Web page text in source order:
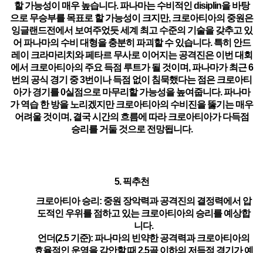
할 가능성이 매우 높습니다. 파나마는 수비적인 disiplin을 바탕
으로 무승부를 목표로 할 가능성이 크지만, 크로아티아의 중원은
잉글랜드전에서 보여주었듯 세계 최고 수준의 기술을 갖추고 있
어 파나마의 수비 대형을 충분히 파괴할 수 있습니다. 특히 안드
레이 크라마리치와 페타르 무사로 이어지는 공격진은 이번 대회
에서 크로아티아의 주요 득점 루트가 될 것이며, 파나마가 최근 6
번의 공식 경기 중 3번이나 득점 없이 침묵했다는 점은 크로아티
아가 경기를 0실점으로 마무리할 가능성을 높여줍니다. 파나마
가 역습 한 방을 노리겠지만 크로아티아의 수비진을 뚫기는 매우
어려울 것이며, 결국 시간의 흐름에 따라 크로아티아가 다득점
승리를 거둘 것으로 전망됩니다.
5. 픽추천
크로아티아 승리 : 중원 장악력과 공격진의 결정력에서 압
도적인 우위를 점하고 있는 크로아티아의 승리를 예상합
니다.
언더(2.5 기준): 파나마의 빈약한 공격력과 크로아티아의
효율적인 운영을 감안할 때 2.5골 이하의 저득점 경기가 예